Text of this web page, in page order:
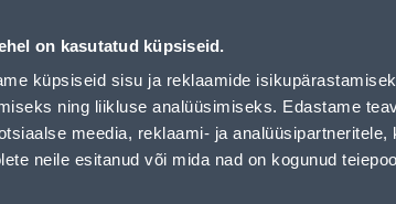
on kasutatud küpsiseid.
küpsiseid sisu ja reklaamide
ning liikluse analüüsimiseks. Edastame
meedia, reklaami- ja
neile esitanud või mida nad on kogunud
3TK PAKIS - Bauhof has loaded
Klienditeenindus Teenused Karjäärileht